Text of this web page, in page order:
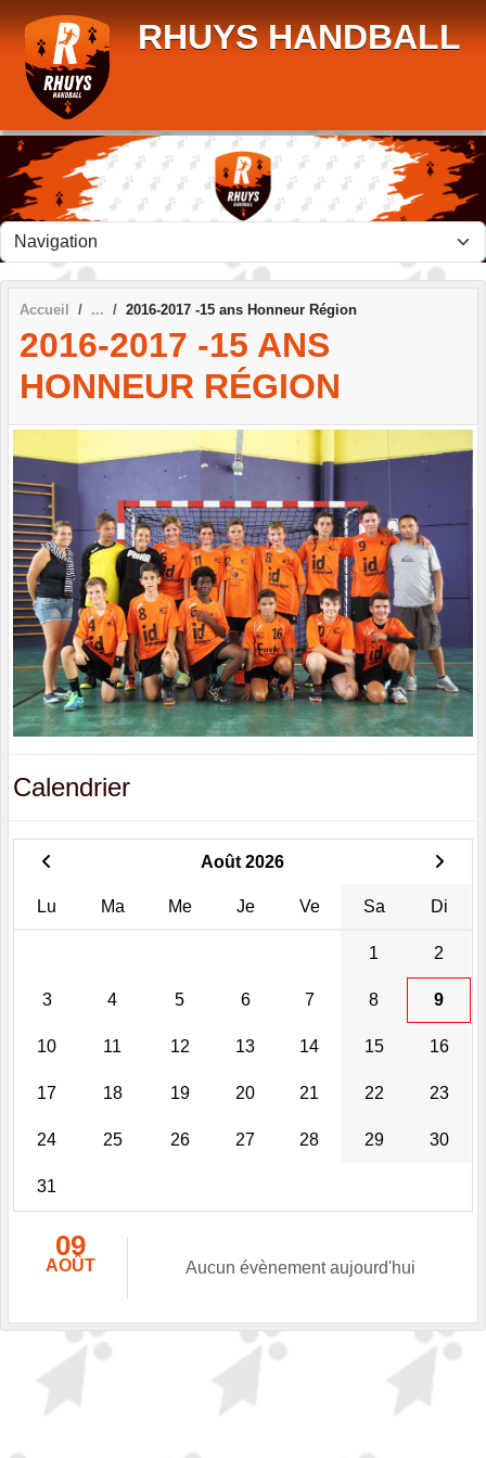
RHUYS HANDBALL
Accueil 2016-2017 -15 ans Honneur Région
2016-2017 -15 ANS
HONNEUR RÉGION
Calendrier
Août 2026
Lu Ma Me Je Ve Sa Di
1 2
3 4 5 6 7 8 9
10 11 12 13 14 15 16
17 18 19 20 21 22 23
24 25 26 27 28 29 30
31
09
AOÛT Aucun évènement aujourd'hui
Panneau de gestion des cookies